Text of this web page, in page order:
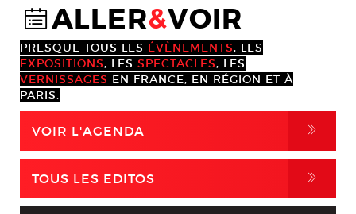
@ALLER&VOIR
PRESQUE TOUS LES ÉVÈNEMENTS, LES
EXPOSITIONS, LES SPECTACLES, LES
VERNISSAGES EN FRANCE, EN RÉGION ET À
PARIS.
VOIR L'AGENDA ,
TOUS LES EDITOS ,